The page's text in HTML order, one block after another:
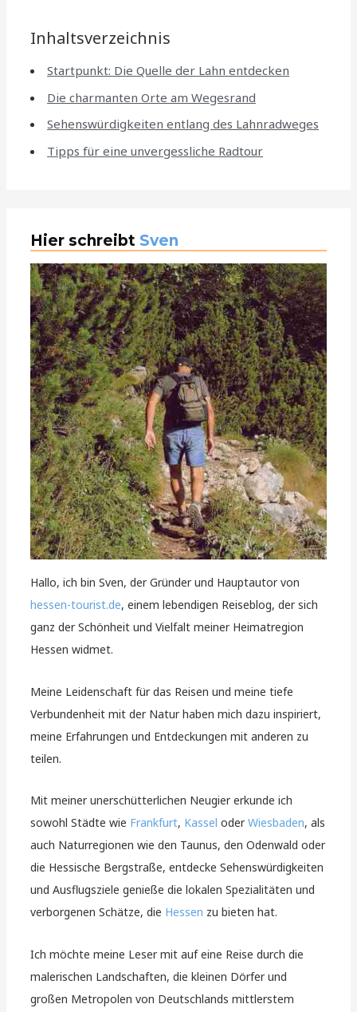
Inhaltsverzeichnis
Startpunkt: Die Quelle der Lahn entdecken
Die charmanten Orte am Wegesrand
Sehenswürdigkeiten entlang des Lahnradweges
Tipps für eine unvergessliche Radtour
Hier schreibt Sven
Hallo, ich bin Sven, der Gründer und Hauptautor von
hessen-tourist.de, einem lebendigen Reiseblog, der sich
ganz der Schönheit und Vielfalt meiner Heimatregion
Hessen widmet.
Meine Leidenschaft für das Reisen und meine tiefe
Verbundenheit mit der Natur haben mich dazu inspiriert,
meine Erfahrungen und Entdeckungen mit anderen zu
teilen.
Mit meiner unerschütterlichen Neugier erkunde ich
sowohl Städte wie Frankfurt, Kassel oderWiesbaden, als
auch Naturregionen wie den Taunus, den Odenwald oder
die Hessische Bergstraße, entdecke Sehenswürdigkeiten
und Ausflugsziele genieße die lokalen Spezialitäten und
verborgenen Schätze, die Hessen zu bieten hat.
Ich möchte meine Leser mit auf eine Reise durch die
malerischen Landschaften, die kleinen Dörfer und
großen Metropolen von Deutschlands mittlerstem